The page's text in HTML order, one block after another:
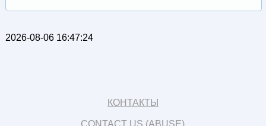
2026-08-06 16:47:24
КОНТАКТЫ
CONTACT US (ABUSE)